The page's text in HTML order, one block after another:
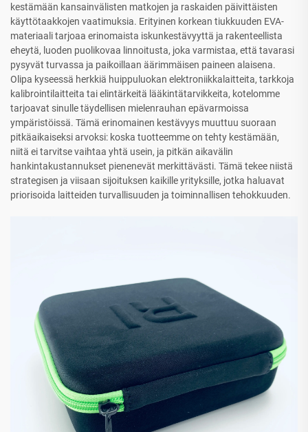
kestämään kansainvälisten matkojen ja raskaiden päivittäisten
käyttötaakkojen vaatimuksia. Erityinen korkean tiukkuuden EVA-
materiaali tarjoaa erinomaista iskunkestävyyttä ja rakenteellista
eheytä, luoden puolikovaa linnoitusta, joka varmistaa, että tavarasi
pysyvät turvassa ja paikoillaan äärimmäisen paineen alaisena.
Olipa kyseessä herkkiä huippuluokan elektroniikkalaitteita, tarkkoja
kalibrointilaitteita tai elintärkeitä lääkintätarvikkeita, kotelomme
tarjoavat sinulle täydellisen mielenrauhan epävarmoissa
ympäristöissä. Tämä erinomainen kestävyys muuttuu suoraan
pitkäaikaiseksi arvoksi: koska tuotteemme on tehty kestämään,
niitä ei tarvitse vaihtaa yhtä usein, ja pitkän aikavälin
hankintakustannukset pienenevät merkittävästi. Tämä tekee niistä
strategisen ja viisaan sijoituksen kaikille yrityksille, jotka haluavat
priorisoida laitteiden turvallisuuden ja toiminnallisen tehokkuuden.